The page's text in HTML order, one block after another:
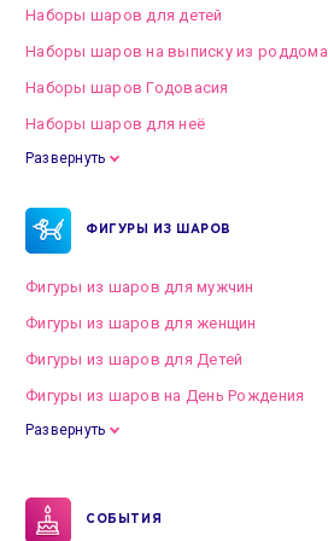
Наборы шаров для детей
Наборы шаров на выписку из роддома
Наборы шаров Годовасия
Наборы шаров для неё
Развернуть
ФИГУРЫ ИЗ ШАРОВ
Фигуры из шаров для мужчин
Фигуры из шаров для женщин
Фигуры из шаров для Детей
Фигуры из шаров на День Рождения
Развернуть
СОБЫТИЯ